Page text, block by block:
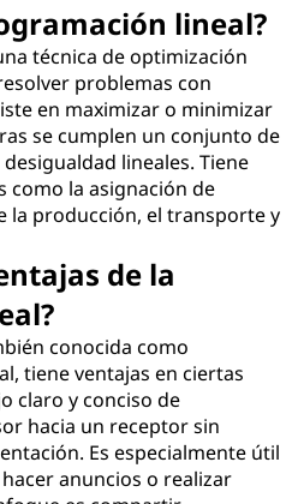
lineal?
técnica de optimización
problemas con
en maximizar o minimizar
se cumplen un conjunto de
lineales. Tiene
como la asignación de
la producción, el transporte y
de la
conocida como
tiene ventajas en ciertas
claro y conciso de
hacia un receptor sin
Es especialmente útil
anuncios o realizar